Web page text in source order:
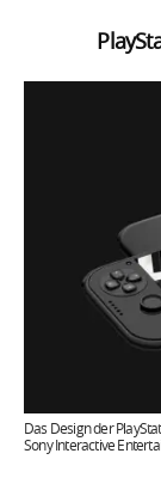
Das Design der
Sony Interactive